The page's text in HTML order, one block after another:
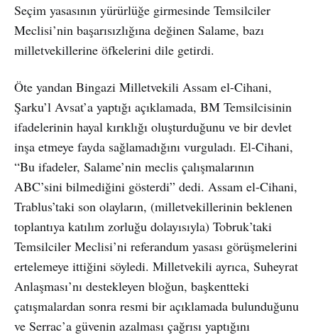
Seçim yasasının yürürlüğe girmesinde Temsilciler
Meclisi’nin başarısızlığına değinen Salame, bazı
milletvekillerine öfkelerini dile getirdi.
Öte yandan Bingazi Milletvekili Assam el-Cihani,
Şarku’l Avsat’a yaptığı açıklamada, BM Temsilcisinin
ifadelerinin hayal kırıklığı oluşturduğunu ve bir devlet
inşa etmeye fayda sağlamadığını vurguladı. El-Cihani,
“Bu ifadeler, Salame’nin meclis çalışmalarının
ABC’sini bilmediğini gösterdi” dedi. Assam el-Cihani,
Trablus’taki son olayların, (milletvekillerinin beklenen
toplantıya katılım zorluğu dolayısıyla) Tobruk’taki
Temsilciler Meclisi’ni referandum yasası görüşmelerini
ertelemeye ittiğini söyledi. Milletvekili ayrıca, Suheyrat
Anlaşması’nı destekleyen bloğun, başkentteki
çatışmalardan sonra resmi bir açıklamada bulunduğunu
ve Serrac’a güvenin azalması çağrısı yaptığını